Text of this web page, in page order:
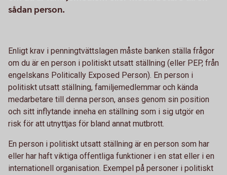
sådan person.
Enligt krav i penningtvättslagen måste banken ställa frågor
om du är en person i politiskt utsatt ställning (eller PEP, från
engelskans Politically Exposed Person). En person i
politiskt utsatt ställning, familjemedlemmar och kända
medarbetare till denna person, anses genom sin position
och sitt inflytande inneha en ställning som i sig utgör en
risk för att utnyttjas för bland annat mutbrott.
En person i politiskt utsatt ställning är en person som har
eller har haft viktiga offentliga funktioner i en stat eller i en
internationell organisation. Exempel på personer i politiskt